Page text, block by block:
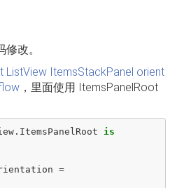
改。
ListView ItemsStackPanel orient
，里面使用 ItemsPanelRoot
. ItemsPanelRoot
is
=